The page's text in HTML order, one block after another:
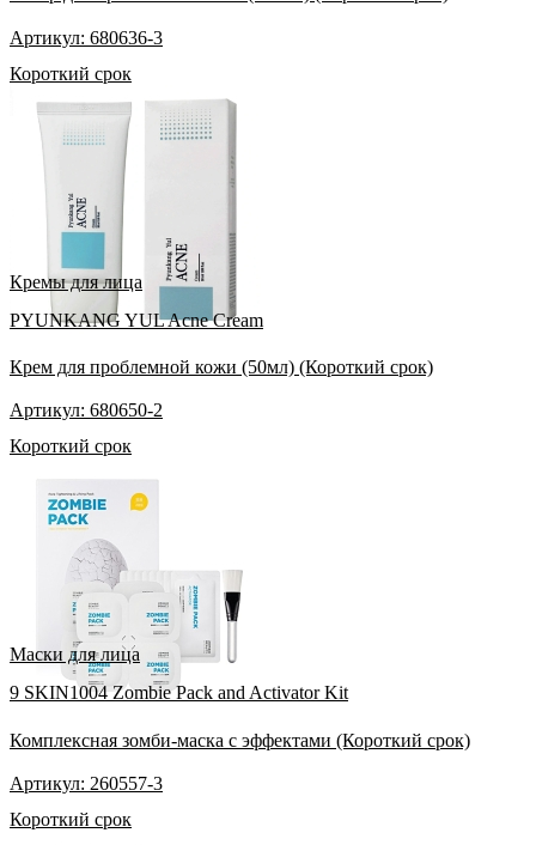
Артикул: 680636-3
Короткий срок
Кремы для лица
PYUNKANG YUL Acne Cream
Крем для проблемной кожи (50мл) (Короткий срок)
Артикул: 680650-2
Короткий срок
Маски для лица
9 SKIN1004 Zombie Pack and Activator Kit
Комплексная зомби-маска с эффектами (Короткий срок)
Артикул: 260557-3
Короткий срок